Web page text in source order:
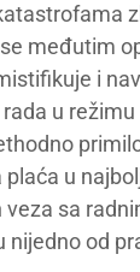
međutim
i
u
plaća u
veza sa
nijedno od